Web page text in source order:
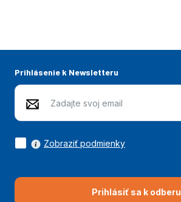
Prihlásenie k Newsletteru
Prihlásiť sa k odberu
Zobraziť podmienky